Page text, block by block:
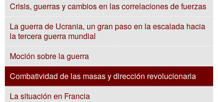
Crisis, guerras y cambios en las correlaciones de fuerzas
La guerra de Ucrania, un gran paso en la escalada hacia
la tercera guerra mundial
Moción sobre la guerra
Combatividad de las masas y dirección revolucionaria
La situación en Francia